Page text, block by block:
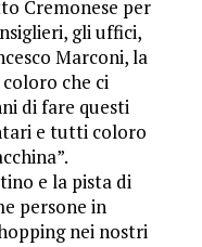
Cremonese per
gli uffici,
Marconi, la
che ci
di fare questi
e tutti coloro
e la pista di
persone in
nei nostri